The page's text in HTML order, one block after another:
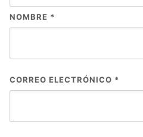
NOMBRE *
CORREO ELECTRÓNICO *